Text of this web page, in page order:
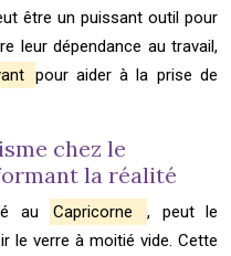
être un puissant outil pour
leur dépendance au travail,
pour aider à la prise de
chez le
la réalité
au Capricorne
, peut le
le verre à moitié vide. Cette